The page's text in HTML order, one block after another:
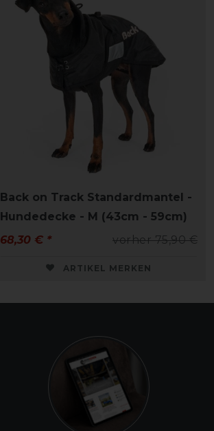
Back on Track Standardmantel -
Hundedecke - M (43cm - 59cm)
vorher 75,90 €
68,30 € *
ARTIKEL MERKEN